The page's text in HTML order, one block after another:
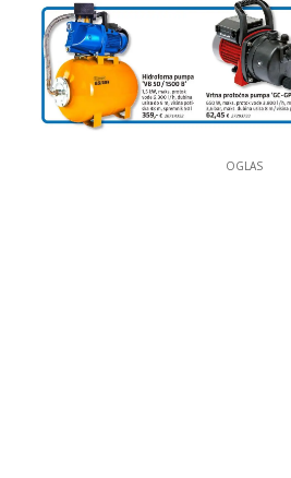
OGLAS